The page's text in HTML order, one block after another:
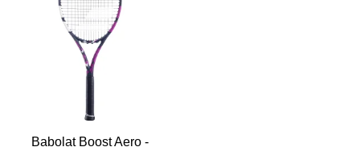
Babolat Boost Aero -